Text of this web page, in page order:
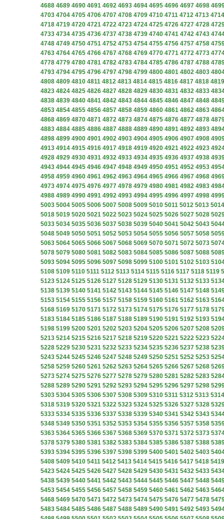
4688 4689 4690 4691 4692 4693 4694 4695 4696 4697 4698
4703 4704 4705 4706 4707 4708 4709 4710 4711 4712 4713 4714
4718 4719 4720 4721 4722 4723 4724 4725 4726 4727 4728
4733 4734 4735 4736 4737 4738 4739 4740 4741 4742 4743
4748 4749 4750 4751 4752 4753 4754 4755 4756 4757 4758
4763 4764 4765 4766 4767 4768 4769 4770 4771 4772 4773
4778 4779 4780 4781 4782 4783 4784 4785 4786 4787 4788
4793 4794 4795 4796 4797 4798 4799 4800 4801 4802 4803
4808 4809 4810 4811 4812 4813 4814 4815 4816 4817 4818 4819
4823 4824 4825 4826 4827 4828 4829 4830 4831 4832 4833
4838 4839 4840 4841 4842 4843 4844 4845 4846 4847 4848
4853 4854 4855 4856 4857 4858 4859 4860 4861 4862 4863
4868 4869 4870 4871 4872 4873 4874 4875 4876 4877 4878
4883 4884 4885 4886 4887 4888 4889 4890 4891 4892 4893
4898 4899 4900 4901 4902 4903 4904 4905 4906 4907 4908
4913 4914 4915 4916 4917 4918 4919 4920 4921 4922 4923
4928 4929 4930 4931 4932 4933 4934 4935 4936 4937 4938
4943 4944 4945 4946 4947 4948 4949 4950 4951 4952 4953
4958 4959 4960 4961 4962 4963 4964 4965 4966 4967 4968
4973 4974 4975 4976 4977 4978 4979 4980 4981 4982 4983
4988 4989 4990 4991 4992 4993 4994 4995 4996 4997 4998
5003 5004 5005 5006 5007 5008 5009 5010 5011 5012 5013 5014
5018 5019 5020 5021 5022 5023 5024 5025 5026 5027 5028
5033 5034 5035 5036 5037 5038 5039 5040 5041 5042 5043
5048 5049 5050 5051 5052 5053 5054 5055 5056 5057 5058
5063 5064 5065 5066 5067 5068 5069 5070 5071 5072 5073
5078 5079 5080 5081 5082 5083 5084 5085 5086 5087 5088
5093 5094 5095 5096 5097 5098 5099 5100 5101 5102 5103
5108 5109 5110 5111 5112 5113 5114 5115 5116 5117 5118 5119
5123 5124 5125 5126 5127 5128 5129 5130 5131 5132 5133
5138 5139 5140 5141 5142 5143 5144 5145 5146 5147 5148
5153 5154 5155 5156 5157 5158 5159 5160 5161 5162 5163
5168 5169 5170 5171 5172 5173 5174 5175 5176 5177 5178
5183 5184 5185 5186 5187 5188 5189 5190 5191 5192 5193
5198 5199 5200 5201 5202 5203 5204 5205 5206 5207 5208
5213 5214 5215 5216 5217 5218 5219 5220 5221 5222 5223
5228 5229 5230 5231 5232 5233 5234 5235 5236 5237 5238
5243 5244 5245 5246 5247 5248 5249 5250 5251 5252 5253
5258 5259 5260 5261 5262 5263 5264 5265 5266 5267 5268
5273 5274 5275 5276 5277 5278 5279 5280 5281 5282 5283
5288 5289 5290 5291 5292 5293 5294 5295 5296 5297 5298
5303 5304 5305 5306 5307 5308 5309 5310 5311 5312 5313 5314
5318 5319 5320 5321 5322 5323 5324 5325 5326 5327 5328
5333 5334 5335 5336 5337 5338 5339 5340 5341 5342 5343
5348 5349 5350 5351 5352 5353 5354 5355 5356 5357 5358
5363 5364 5365 5366 5367 5368 5369 5370 5371 5372 5373
5378 5379 5380 5381 5382 5383 5384 5385 5386 5387 5388
5393 5394 5395 5396 5397 5398 5399 5400 5401 5402 5403
5408 5409 5410 5411 5412 5413 5414 5415 5416 5417 5418 5419
5423 5424 5425 5426 5427 5428 5429 5430 5431 5432 5433
5438 5439 5440 5441 5442 5443 5444 5445 5446 5447 5448
5453 5454 5455 5456 5457 5458 5459 5460 5461 5462 5463
5468 5469 5470 5471 5472 5473 5474 5475 5476 5477 5478
5483 5484 5485 5486 5487 5488 5489 5490 5491 5492 5493